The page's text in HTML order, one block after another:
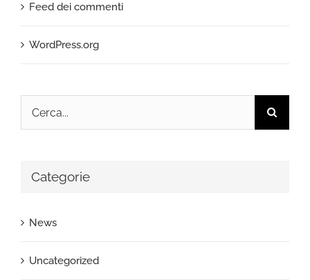
Feed dei commenti
WordPress.org
Cerca
per:
Categorie
News
Uncategorized